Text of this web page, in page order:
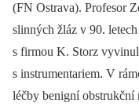
(FN Ostrava). Profesor
slinných žláz v 90.
s firmou K. Storz
s instrumentariem. V
léčby benigní obstrukční